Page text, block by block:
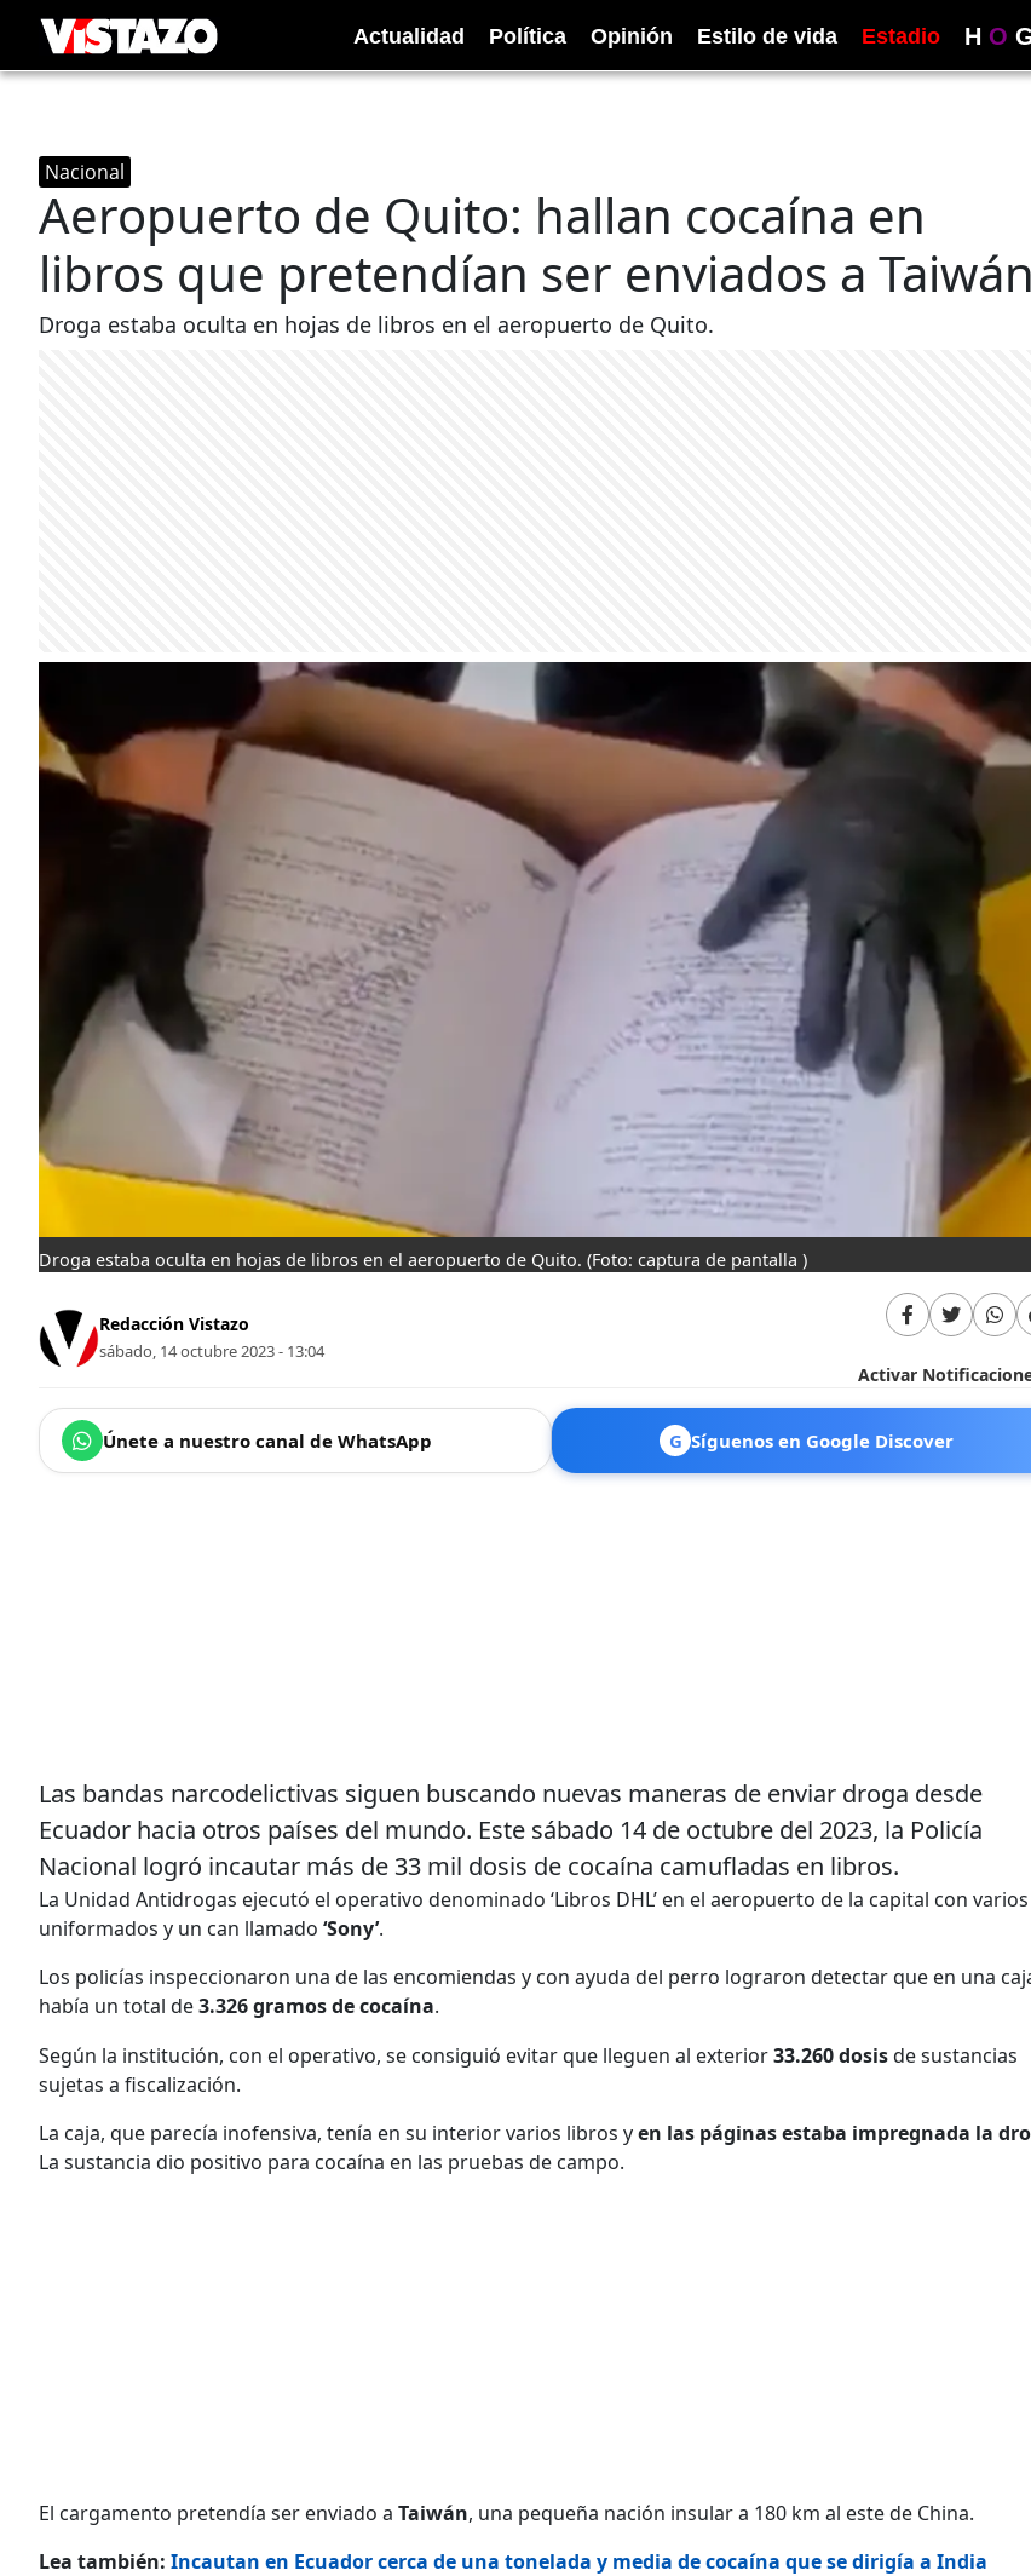
Actualidad Política Opinión Estilo de vida Estadio H O
Nacional
Aeropuerto de Quito: hallan cocaína en
libros que pretendían ser enviados a Taiwán
Droga estaba oculta en hojas de libros en el aeropuerto de Quito.
Droga estaba oculta en hojas de libros en el aeropuerto de Quito. (Foto: captura de pantalla )
Redacción Vistazo
sábado, 14 octubre 2023 - 13:04
Activar
Únete a nuestro canal de WhatsApp G Síguenos en Google Discover
Las bandas narcodelictivas siguen buscando nuevas maneras de enviar droga desde
Ecuador hacia otros países del mundo. Este sábado 14 de octubre del 2023, la Policía
Nacional logró incautar más de 33 mil dosis de cocaína camufladas en libros.
La Unidad Antidrogas ejecutó el operativo denominado ‘Libros DHL’ en el aeropuerto de la capital con varios
uniformados y un can llamado ‘Sony’.
Los policías inspeccionaron una de las encomiendas y con ayuda del perro lograron detectar que en una
había un total de3.326 gramos de cocaína.
Según la institución, con el operativo, se consiguió evitar que lleguen al exterior33.260 dosisde sustancias
sujetas a fiscalización.
La caja, que parecía inofensiva, tenía en su interior varios libros yen las páginas estaba impregnada la
La sustancia dio positivo para cocaína en las pruebas de campo.
El cargamento pretendía ser enviado a Taiwán, una pequeña nación insular a 180 km al este de China.
Lea también: Incautan en Ecuador cerca de una tonelada y media de cocaína que se dirigía a India